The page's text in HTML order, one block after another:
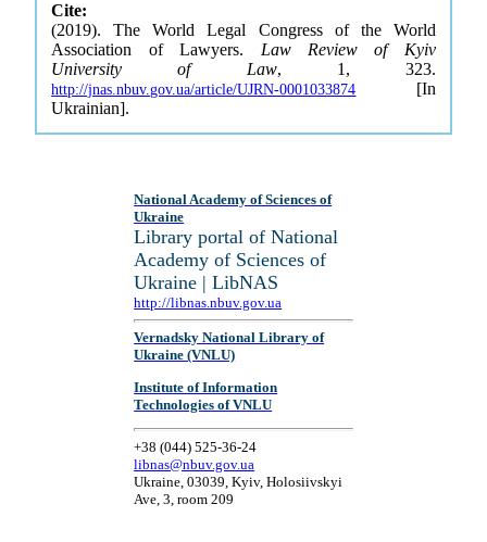
Cite:
(2019). The World Legal Congress of the World
Association of Lawyers. Law Review of Kyiv
University of Law, 1, 323.
http://jnas.nbuv.gov.ua/article/UJRN-0001033874 [In
Ukrainian].
National Academy of Sciences of
Ukraine
Library portal of National
Academy of Sciences of
Ukraine | LibNAS
http://libnas.nbuv.gov.ua
Vernadsky National Library of
Ukraine (VNLU)
Institute of Information
Technologies of VNLU
+38 (044) 525-36-24
libnas@nbuv.gov.ua
Ukraine, 03039, Kyiv, Holosiivskyi
Ave, 3, room 209